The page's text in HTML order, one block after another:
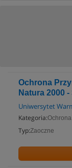
Ochrona
Natura 2000
Uniwersytet
Kategoria:
Typ:Zaoczne